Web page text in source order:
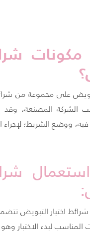
على مجموعة من
الشركة المصنعة، وقد
ووضع الشريط؛ لإجراء
اختبار التبويض